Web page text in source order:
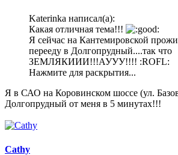
Katerinka написал(а):
Какая отличная тема!!!
Я сейчас на Кантемировской
перееду в Долгопрудный....так что
ЗЕМЛЯКИИИ!!!АУУУ!!!! :ROFL:
Нажмите для раскрытия...
Я в САО на Коровинском шоссе (ул.
Долгопрудный от меня в 5 минутах!!!
Cathy